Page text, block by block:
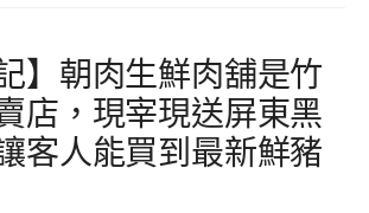
】朝肉生鮮肉舖是竹
店，現宰現送屏東黑
客人能買到最新鮮豬